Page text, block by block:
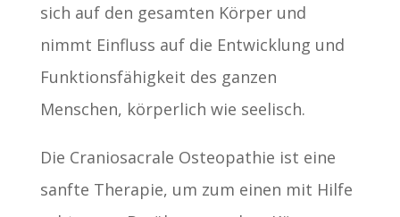
sich auf den gesamten Körper und
nimmt Einfluss auf die Entwicklung und
Funktionsfähigkeit des ganzen
Menschen, körperlich wie seelisch.
Die Craniosacrale Osteopathie ist eine
sanfte Therapie, um zum einen mit Hilfe